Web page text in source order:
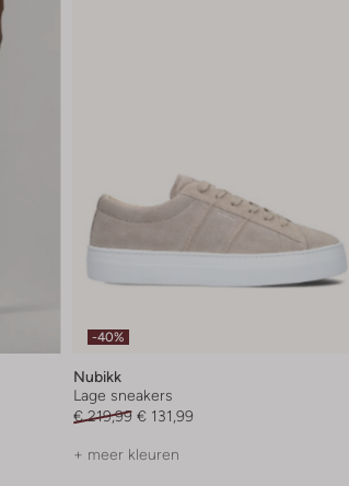
-40%
Nubikk
Lage sneakers
€ 219,99 € 131,99
+ meer kleuren